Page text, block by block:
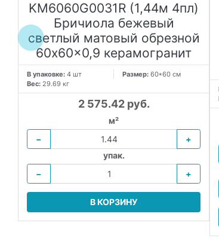
KM6060G0031R (1,44м 4пл)
Бричиола бежевый
светлый матовый обрезной
60x60x0,9 керамогранит
В упаковке: 4 шт Размер: 60*60 см
Вес: 29.69 кг
2 575.42 руб.
м²
−
+
упак.
−
+
В КОРЗИНУ